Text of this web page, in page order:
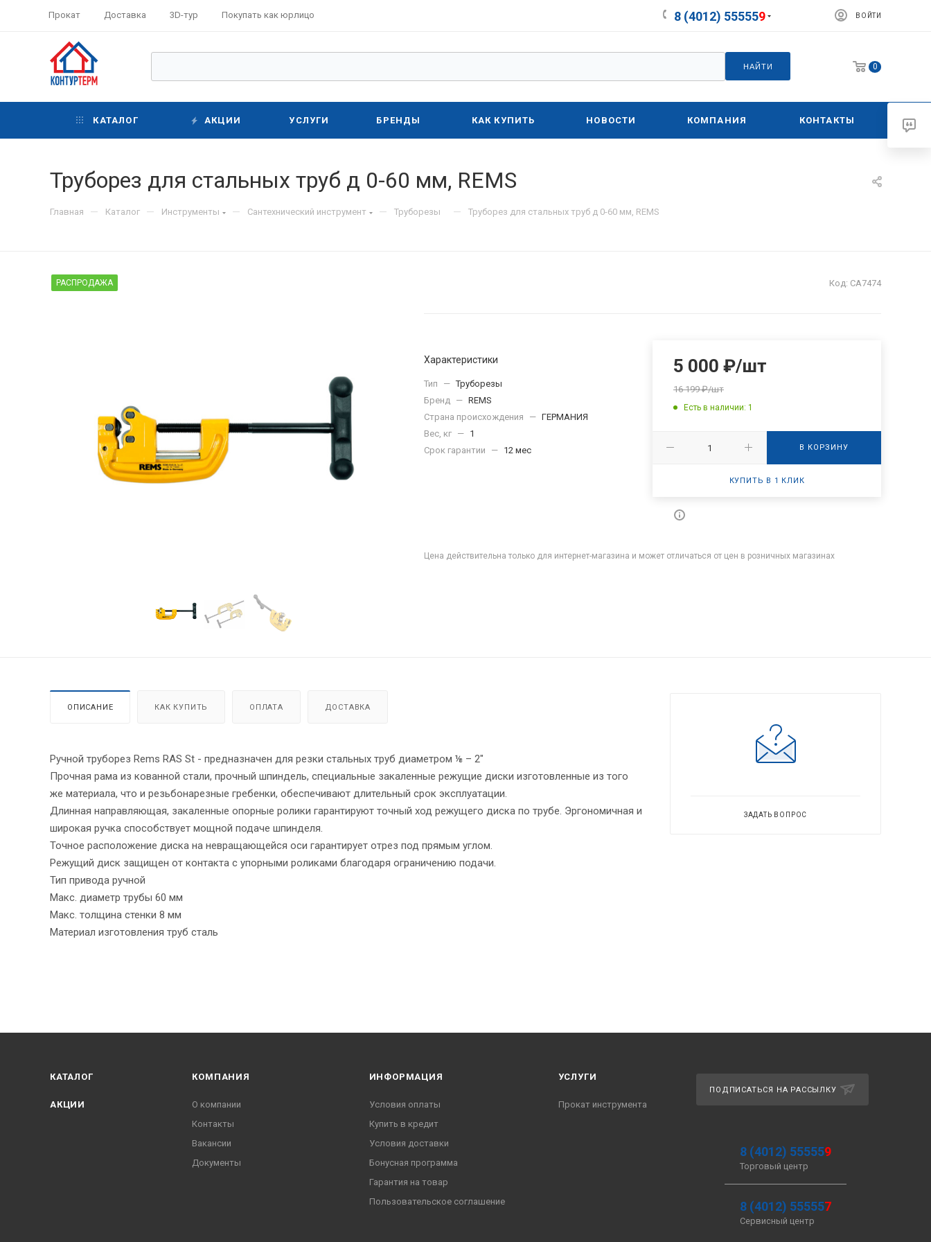
Прокат Доставка 3D-тур Покупать как юрлицо 8 (4012) 555559 ВОЙТИ
НАЙТИ 0
КАТАЛОГ АКЦИИ УСЛУГИ БРЕНДЫ КАК КУПИТЬ НОВОСТИ КОМПАНИЯ КОНТАКТЫ
Труборез для стальных труб д 0-60 мм, REMS
Главная — Каталог — Инструменты — Сантехнический инструмент — Труборезы — Труборез для стальных труб д 0-60 мм, REMS
РАСПРОДАЖА Код: СА7474
Характеристики
Тип — Труборезы
Бренд — REMS
Страна происхождения
— ГЕРМАНИЯ
Вес, кг — 1
Срок гарантии
— 12 мес
5 000 ₽/шт
16 199₽/шт
Есть в наличии: 1
В КОРЗИНУ
КУПИТЬ В 1 КЛИК
Цена действительна только для интернет-магазина и может отличаться от цен в розничных магазинах
ОПИСАНИЕ КАК КУПИТЬ ОПЛАТА ДОСТАВКА
Ручной труборез Rems RAS St - предназначен для резки стальных труб диаметром ⅛ – 2"
Прочная рама из кованной стали, прочный шпиндель, специальные закаленные режущие диски изготовленные из того
же материала, что и резьбонарезные гребенки, обеспечивают длительный срок эксплуатации.
Длинная направляющая, закаленные опорные ролики гарантируют точный ход режущего диска по трубе. Эргономичная и
широкая ручка способствует мощной подаче шпинделя.
Точное расположение диска на невращающейся оси гарантирует отрез под прямым углом.
Режущий диск защищен от контакта с упорными роликами благодаря ограничению подачи.
Тип привода ручной
Макс. диаметр трубы 60 мм
Макс. толщина стенки 8 мм
Материал изготовления труб сталь
ЗАДАТЬ ВОПРОС
КАТАЛОГ
АКЦИИ
КОМПАНИЯ
О компании
Контакты
Вакансии
Документы
ИНФОРМАЦИЯ
Условия оплаты
Купить в кредит
Условия доставки
Бонусная программа
Гарантия на товар
Пользовательское соглашение
УСЛУГИ
Прокат инструмента
ПОДПИСАТЬСЯ НА РАССЫЛКУ
8 (4012) 555559
Торговый центр
8 (4012) 555557
Сервисный центр